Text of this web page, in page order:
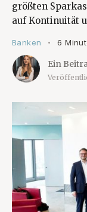
größten
auf Kontinuität
Banken • 6
Ein